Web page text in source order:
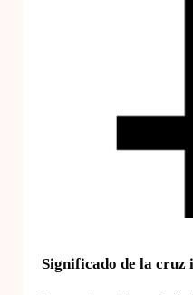
Significado de la cruz